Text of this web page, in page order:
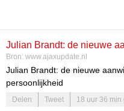
Julian Brandt: de nieuwe
persoonlijkheid
Bron: www.ajaxupdate.nl
Julian Brandt: de nieuwe
persoonlijkheid
Introductie van Julian Brandt
Delen Tweet 18 uur 36 min